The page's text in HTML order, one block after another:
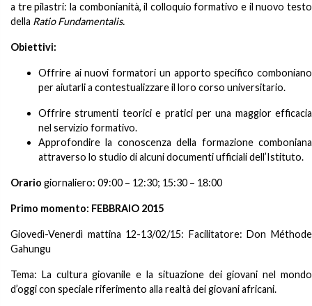
a tre pilastri: la combonianità, il colloquio formativo e il nuovo testo
della Ratio Fundamentalis.
Obiettivi:
Offrire ai nuovi formatori un apporto specifico comboniano
per aiutarli a contestualizzare il loro corso universitario.
Offrire strumenti teorici e pratici per una maggior efficacia
nel servizio formativo.
Approfondire la conoscenza della formazione comboniana
attraverso lo studio di alcuni documenti ufficiali dell’Istituto.
Orario giornaliero: 09:00 – 12:30; 15:30 – 18:00
Primo momento: FEBBRAIO 2015
Giovedì-Venerdì mattina 12-13/02/15: Facilitatore: Don Méthode
Gahungu
Tema: La cultura giovanile e la situazione dei giovani nel mondo
d’oggi con speciale riferimento alla realtà dei giovani africani.